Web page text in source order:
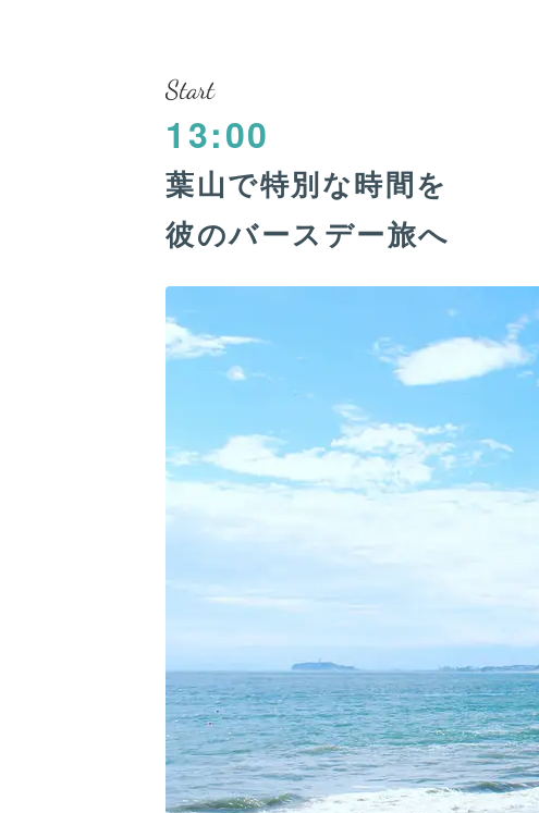
Start
13:00
葉山で特別な時間を
彼のバースデー旅へ